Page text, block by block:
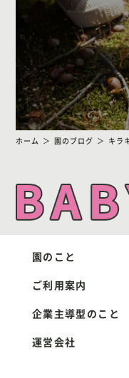
ホーム 園のブログ
園のこと
ご利用案内
企業主導型のこと
運営会社